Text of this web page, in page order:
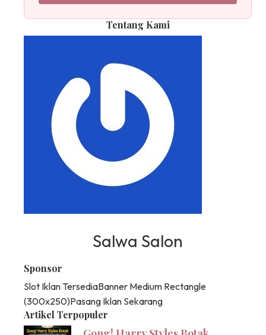
Tentang Kami
Salwa Salon
Sponsor
Slot Iklan TersediaBanner Medium Rectangle
(300x250)Pasang Iklan Sekarang
Artikel Terpopuler